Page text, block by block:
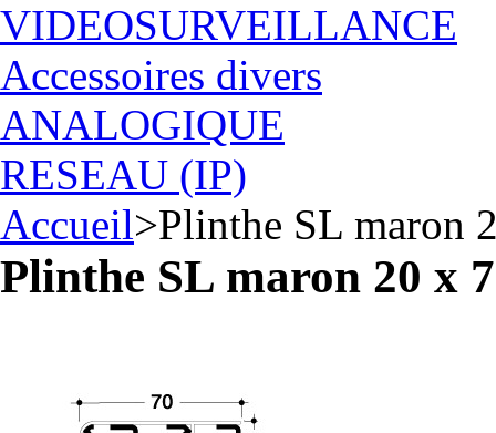
VIDEOSURVEILLANCE
Accessoires divers
ANALOGIQUE
RESEAU (IP)
Accueil>Plinthe SL maron
Plinthe SL maron 20 x